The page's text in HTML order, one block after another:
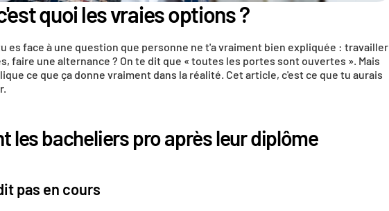
quoi les vraies options ?
es face à une question que personne ne t'a vraiment bien expliquée : travailler
faire une alternance ? On te dit que « toutes les portes sont ouvertes ». Mais
ce que ça donne vraiment dans la réalité. Cet article, c'est ce que tu aurais
les bacheliers pro après leur diplôme
pas en cours